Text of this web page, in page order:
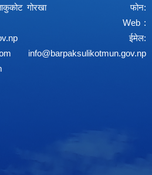
ताकुकोट गोरखा फोन:
Web :
ईमेल:
info@barpaksulikotmun.gov.np